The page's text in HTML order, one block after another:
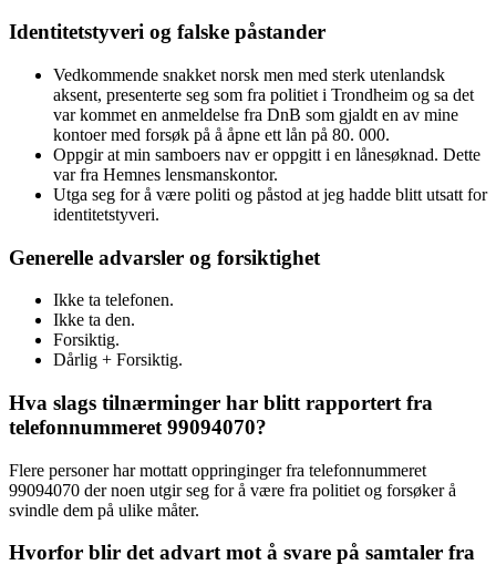
Identitetstyveri og falske påstander
Vedkommende snakket norsk men med sterk utenlandsk
aksent, presenterte seg som fra politiet i Trondheim og sa det
var kommet en anmeldelse fra DnB som gjaldt en av mine
kontoer med forsøk på å åpne ett lån på 80. 000.
Oppgir at min samboers nav er oppgitt i en lånesøknad. Dette
var fra Hemnes lensmanskontor.
Utga seg for å være politi og påstod at jeg hadde blitt utsatt for
identitetstyveri.
Generelle advarsler og forsiktighet
Ikke ta telefonen.
Ikke ta den.
Forsiktig.
Dårlig + Forsiktig.
Hva slags tilnærminger har blitt rapportert fra
telefonnummeret 99094070?
Flere personer har mottatt oppringinger fra telefonnummeret
99094070 der noen utgir seg for å være fra politiet og forsøker å
svindle dem på ulike måter.
Hvorfor blir det advart mot å svare på samtaler fra